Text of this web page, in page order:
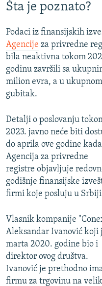
Šta je poznato?
Podaci iz finansijskih
Agencije za privredne
bila neaktivna tokom
godinu završili sa
milion evra, a u
gubitak.
Detalji o poslovanju
2023. javno neće biti
do aprila ove godine kada
Agencija za privredne
registre objavljuje
godišnje finansijske
firmi koje posluju u
Vlasnik kompanije
Aleksandar Ivanović koji
marta 2020. godine bio i
direktor ovog društva.
Ivanović je prethodno
firmu za trgovinu na